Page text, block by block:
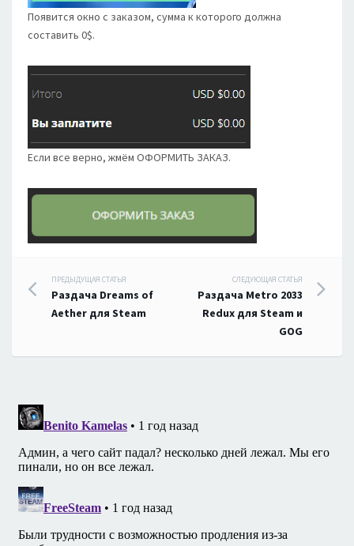
Появится окно с заказом, сумма к которого должна
составить 0$.
Если все верно, жмём ОФОРМИТЬ ЗАКАЗ.
Навигация
по
записям
ПРЕДЫДУЩАЯ СТАТЬЯ
Раздача Dreams of
Aether для Steam
СЛЕДУЮЩАЯ СТАТЬЯ
Раздача Metro 2033
Redux для Steam и
GOG